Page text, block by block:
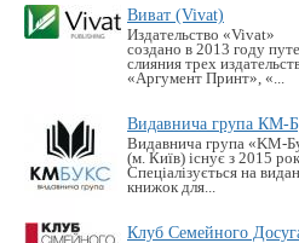
Виват (Vivat)
Издательство «Vivat»
создано в 2013 году
слияния трех
«Аргумент Принт», «...
Видавнича група КМ-
Видавнича група «KM-
(м. Київ) існує з 2015
Спеціалізується на
книжок для...
Клуб Семейного